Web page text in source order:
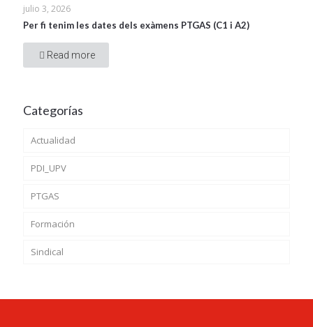
julio 3, 2026
Per fi tenim les dates dels exàmens PTGAS (C1 i A2)
Read more
Categorías
Actualidad
PDI_UPV
PTGAS
Formación
Sindical